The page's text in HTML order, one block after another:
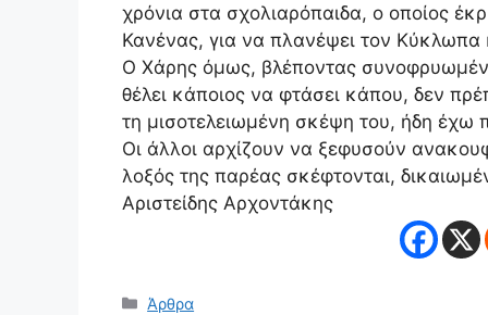
χρόνια στα σχολιαρόπαιδα, ο οποίος
Κανένας, για να πλανέψει τον Κύκλωπα
Ο Χάρης όμως, βλέποντας
θέλει κάποιος να φτάσει κάπου, δεν
τη μισοτελειωμένη σκέψη του, ήδη έχω
Οι άλλοι αρχίζουν να ξεφυσούν
λοξός της παρέας σκέφτονται,
Αριστείδης Αρχοντάκης
Κατηγορίες
Άρθρα